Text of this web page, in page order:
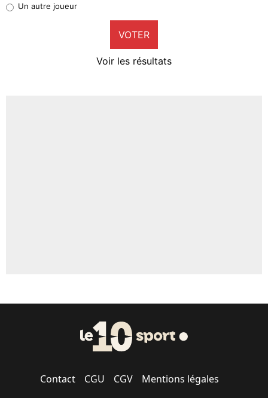
9%
Un autre joueur
VOTER
Voir les résultats
Contact CGU CGV Mentions légales